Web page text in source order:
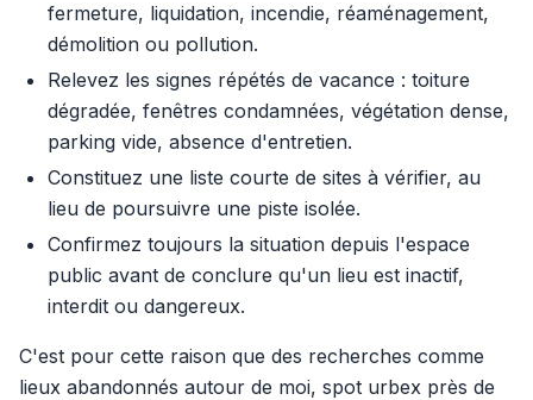
fermeture, liquidation, incendie, réaménagement,
démolition ou pollution.
Relevez les signes répétés de vacance : toiture
dégradée, fenêtres condamnées, végétation dense,
parking vide, absence d'entretien.
Constituez une liste courte de sites à vérifier, au
lieu de poursuivre une piste isolée.
Confirmez toujours la situation depuis l'espace
public avant de conclure qu'un lieu est inactif,
interdit ou dangereux.
C'est pour cette raison que des recherches comme
lieux abandonnés autour de moi, spot urbex près de